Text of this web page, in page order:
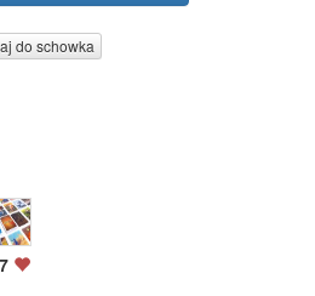
do schowka
7